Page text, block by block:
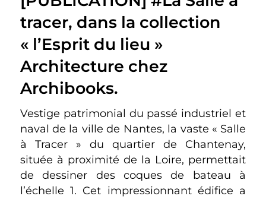
tracer, dans la collection
« l’Esprit du lieu »
Architecture chez
Archibooks.
Vestige patrimonial du passé industriel et
naval de la ville de Nantes, la vaste « Salle
à Tracer » du quartier de Chantenay,
située à proximité de la Loire, permettait
de dessiner des coques de bateau à
l’échelle 1. Cet impressionnant édifice a